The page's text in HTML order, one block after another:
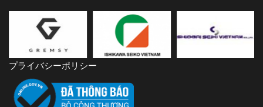
プライバシーポリシー